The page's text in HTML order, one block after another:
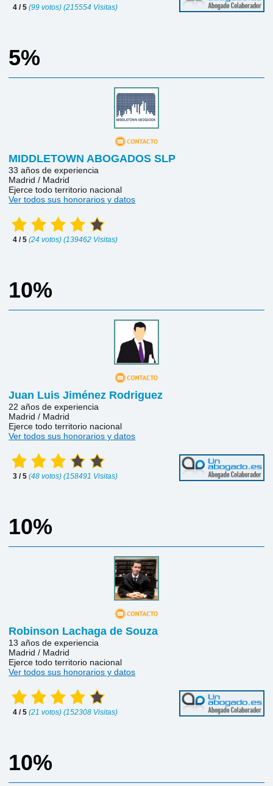
4 / 5(99 votos) (215554 Visitas)
5%
MIDDLETOWN ABOGADOS SLP
33 años de experiencia
Madrid / Madrid
Ejerce todo territorio nacional
Ver todos sus honorarios y datos
4 / 5(24 votos) (139462 Visitas)
10%
Juan Luis Jiménez Rodriguez
22 años de experiencia
Madrid / Madrid
Ejerce todo territorio nacional
Ver todos sus honorarios y datos
3 / 5(48 votos) (158491 Visitas)
10%
Robinson Lachaga de Souza
13 años de experiencia
Madrid / Madrid
Ejerce todo territorio nacional
Ver todos sus honorarios y datos
4 / 5(21 votos) (152308 Visitas)
10%